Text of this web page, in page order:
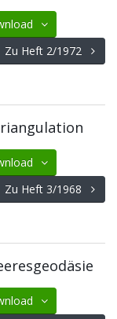
Zu Heft 2/1972
Zu Heft 3/1968